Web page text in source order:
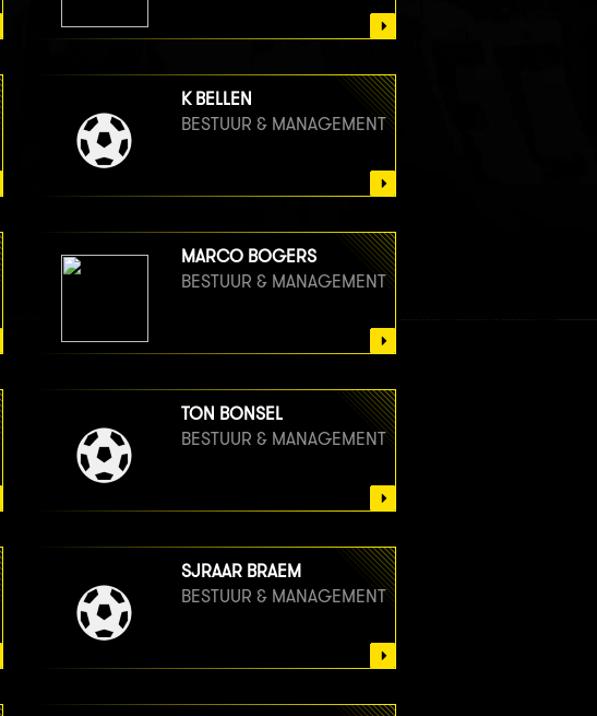
K BELLEN
BESTUUR & MANAGEMENT
MARCO BOGERS
BESTUUR & MANAGEMENT
TON BONSEL
BESTUUR & MANAGEMENT
SJRAAR BRAEM
BESTUUR & MANAGEMENT